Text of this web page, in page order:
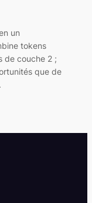
un
tokens
de couche 2 ;
que de